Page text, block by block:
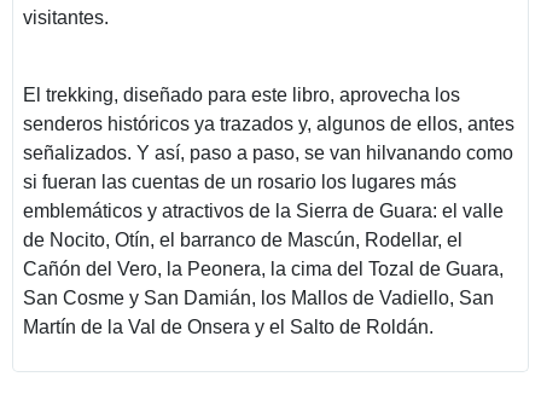
visitantes.
El trekking, diseñado para este libro, aprovecha los
senderos históricos ya trazados y, algunos de ellos, antes
señalizados. Y así, paso a paso, se van hilvanando como
si fueran las cuentas de un rosario los lugares más
emblemáticos y atractivos de la Sierra de Guara: el valle
de Nocito, Otín, el barranco de Mascún, Rodellar, el
Cañón del Vero, la Peonera, la cima del Tozal de Guara,
San Cosme y San Damián, los Mallos de Vadiello, San
Martín de la Val de Onsera y el Salto de Roldán.